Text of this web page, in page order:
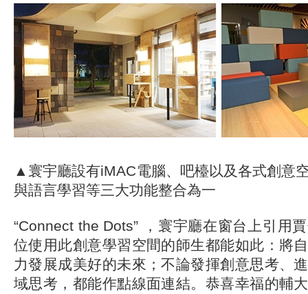
▲寰宇廳設有iMAC電腦、吧檯以及各式創意
與語言學習等三大功能整合為一
“Connect the Dots” ，寰宇廳在窗台上引用
位使用此創意學習空間的師生都能如此：將
力發展成美好的未來；不論發揮創意思考、
域思考，都能作點線面連結。恭喜幸福的輔